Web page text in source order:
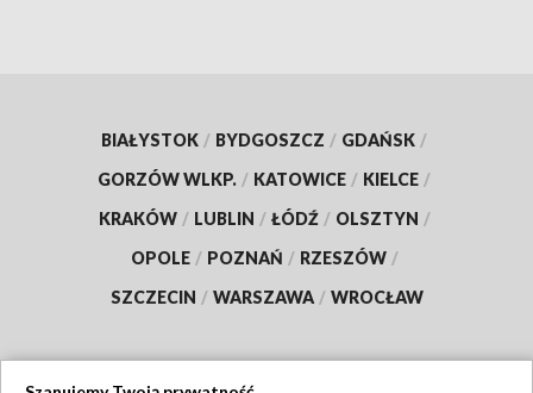
BIAŁYSTOK / BYDGOSZCZ / GDAŃSK /
GORZÓW WLKP. / KATOWICE / KIELCE /
KRAKÓW / LUBLIN / ŁÓDŹ / OLSZTYN /
OPOLE / POZNAŃ / RZESZÓW /
SZCZECIN / WARSZAWA / WROCŁAW